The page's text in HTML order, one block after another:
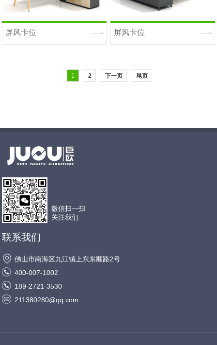
屏风卡位 屏风卡位
1 2 下一页 尾页
微信扫一扫
关注我们
联系我们
佛山市南海区九江镇上东东顺路2号
400-007-1002
189-2721-3530
211380280@qq.com